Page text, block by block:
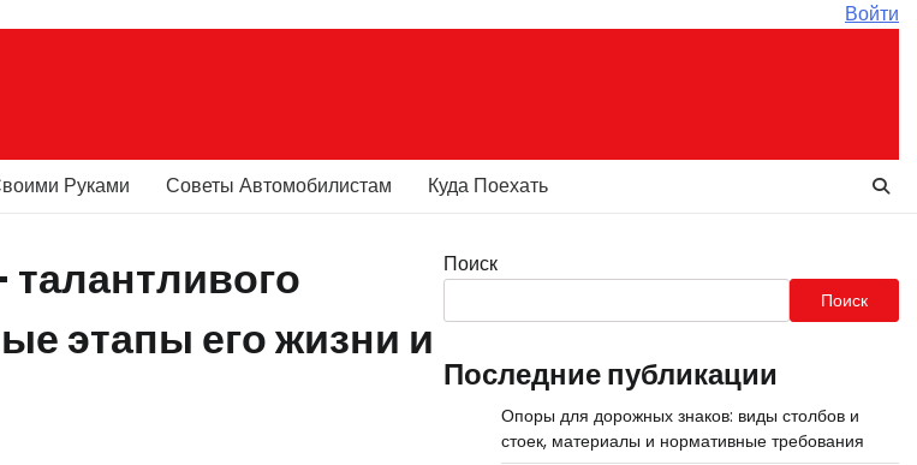
Войти
Руками Советы Автомобилистам Куда Поехать
этапы его жизни и
Поиск
Поиск
Последние публикации
Опоры для дорожных знаков: виды столбов и
стоек, материалы и нормативные требования